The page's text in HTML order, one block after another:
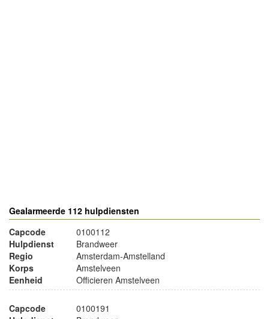
Gealarmeerde 112 hulpdiensten
Capcode
0100112
Hulpdienst
Brandweer
Regio
Amsterdam-Amstelland
Korps
Amstelveen
Eenheid
Officieren Amstelveen
Capcode
0100191